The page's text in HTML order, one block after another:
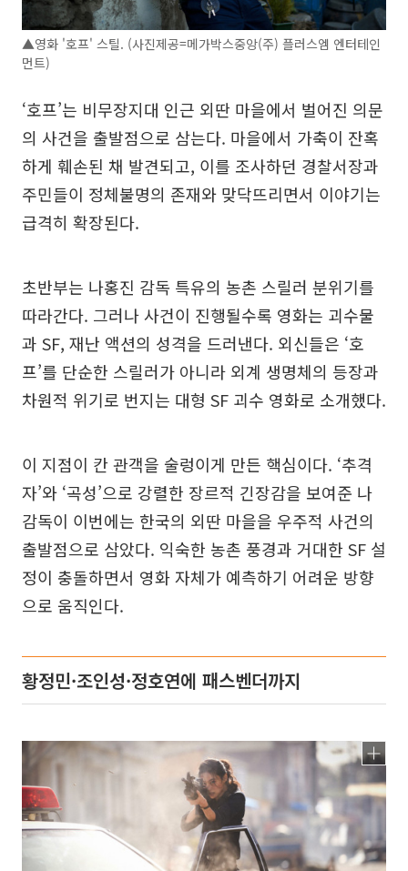
▲영화 '호프' 스틸. (사진제공=메가박스중앙(주) 플러스엠 엔터테인
먼트)
‘호프’는 비무장지대 인근 외딴 마을에서 벌어진 의문
의 사건을 출발점으로 삼는다. 마을에서 가축이 잔혹
하게 훼손된 채 발견되고, 이를 조사하던 경찰서장과
주민들이 정체불명의 존재와 맞닥뜨리면서 이야기는
급격히 확장된다.
초반부는 나홍진 감독 특유의 농촌 스릴러 분위기를
따라간다. 그러나 사건이 진행될수록 영화는 괴수물
과 SF, 재난 액션의 성격을 드러낸다. 외신들은 ‘호
프’를 단순한 스릴러가 아니라 외계 생명체의 등장과
차원적 위기로 번지는 대형 SF 괴수 영화로 소개했다.
이 지점이 칸 관객을 술렁이게 만든 핵심이다. ‘추격
자’와 ‘곡성’으로 강렬한 장르적 긴장감을 보여준 나
감독이 이번에는 한국의 외딴 마을을 우주적 사건의
출발점으로 삼았다. 익숙한 농촌 풍경과 거대한 SF 설
정이 충돌하면서 영화 자체가 예측하기 어려운 방향
으로 움직인다.
황정민·조인성·정호연에 패스벤더까지